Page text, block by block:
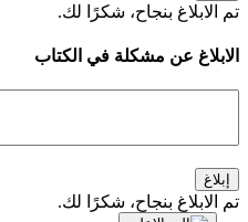
تم الابلاغ بنجاح، شكرًا لك.
الابلاغ عن مشكلة في الكتاب
إبلاغ
تم الابلاغ بنجاح، شكرًا لك.